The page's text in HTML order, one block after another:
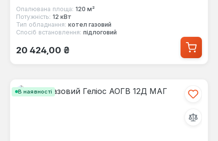
Опалювана площа: 120 м²
Потужність: 12 кВт
Тип обладнання: котел газовий
Спосіб встановлення: підлоговий
Звичайна ціна:
20 424,00 ₴
В наявності